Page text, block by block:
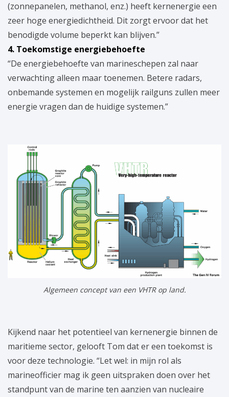
(zonnepanelen, methanol, enz.) heeft kernenergie een
zeer hoge energiedichtheid. Dit zorgt ervoor dat het
benodigde volume beperkt kan blijven.”
4. Toekomstige energiebehoefte
“De energiebehoefte van marineschepen zal naar
verwachting alleen maar toenemen. Betere radars,
onbemande systemen en mogelijk railguns zullen meer
energie vragen dan de huidige systemen.”
Algemeen concept van een VHTR op land.
Kijkend naar het potentieel van kernenergie binnen de
maritieme sector, gelooft Tom dat er een toekomst is
voor deze technologie. “Let wel: in mijn rol als
marineofficier mag ik geen uitspraken doen over het
standpunt van de marine ten aanzien van nucleaire